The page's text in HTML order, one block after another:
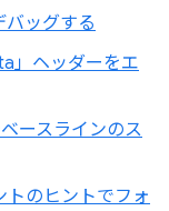
ッグする
」ヘッダーをエ
ースラインのス
トのヒントでフォ